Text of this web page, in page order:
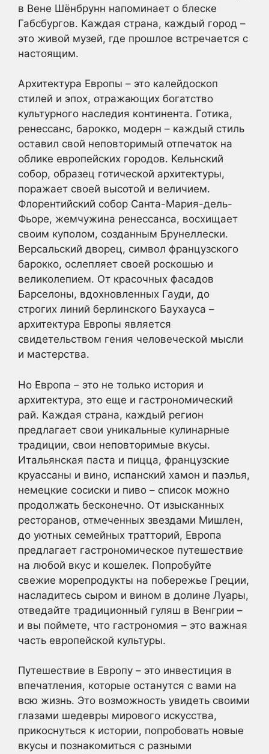
в Вене Шёнбрунн напоминает о блеске
Габсбургов. Каждая страна, каждый город –
это живой музей, где прошлое встречается с
настоящим.
Архитектура Европы – это калейдоскоп
стилей и эпох, отражающих богатство
культурного наследия континента. Готика,
ренессанс, барокко, модерн – каждый стиль
оставил свой неповторимый отпечаток на
облике европейских городов. Кельнский
собор, образец готической архитектуры,
поражает своей высотой и величием.
Флорентийский собор Санта-Мария-дель-
Фьоре, жемчужина ренессанса, восхищает
своим куполом, созданным Брунеллески.
Версальский дворец, символ французского
барокко, ослепляет своей роскошью и
великолепием. От красочных фасадов
Барселоны, вдохновленных Гауди, до
строгих линий берлинского Баухауса –
архитектура Европы является
свидетельством гения человеческой мысли
и мастерства.
Но Европа – это не только история и
архитектура, это еще и гастрономический
рай. Каждая страна, каждый регион
предлагает свои уникальные кулинарные
традиции, свои неповторимые вкусы.
Итальянская паста и пицца, французские
круассаны и вино, испанский хамон и паэлья,
немецкие сосиски и пиво – список можно
продолжать бесконечно. От изысканных
ресторанов, отмеченных звездами Мишлен,
до уютных семейных тратторий, Европа
предлагает гастрономическое путешествие
на любой вкус и кошелек. Попробуйте
свежие морепродукты на побережье Греции,
насладитесь сыром и вином в долине Луары,
отведайте традиционный гуляш в Венгрии –
и вы поймете, что гастрономия – это важная
часть европейской культуры.
Путешествие в Европу – это инвестиция в
впечатления, которые останутся с вами на
всю жизнь. Это возможность увидеть своими
глазами шедевры мирового искусства,
прикоснуться к истории, попробовать новые
вкусы и познакомиться с разными